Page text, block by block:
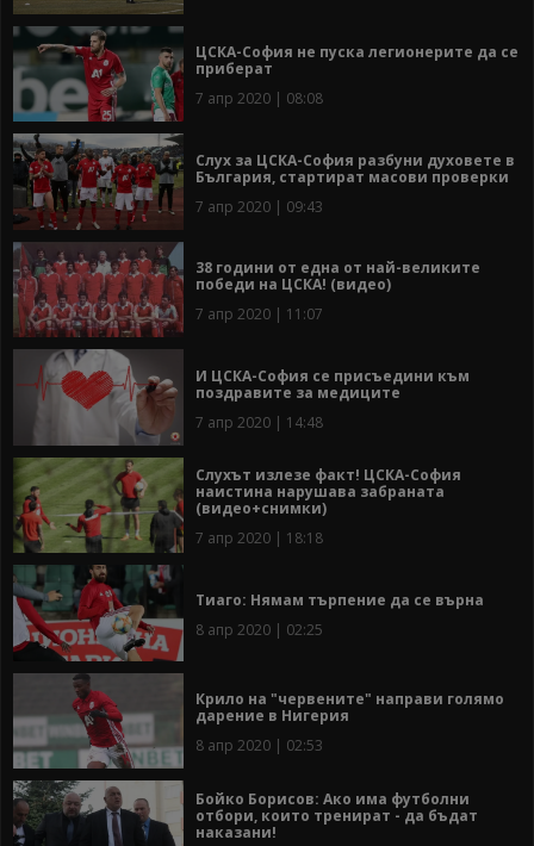
ЦСКА-София не пуска легионерите да се
приберат
7 апр 2020 | 08:08
Слух за ЦСКА-София разбуни духовете в
България, стартират масови проверки
7 апр 2020 | 09:43
38 години от една от най-великите
победи на ЦСКА! (видео)
7 апр 2020 | 11:07
И ЦСКА-София се присъедини към
поздравите за медиците
7 апр 2020 | 14:48
Слухът излезе факт! ЦСКА-София
наистина нарушава забраната
(видео+снимки)
7 апр 2020 | 18:18
Тиаго: Нямам търпение да се върна
8 апр 2020 | 02:25
Крило на "червените" направи голямо
дарение в Нигерия
8 апр 2020 | 02:53
Бойко Борисов: Ако има футболни
отбори, които тренират - да бъдат
наказани!